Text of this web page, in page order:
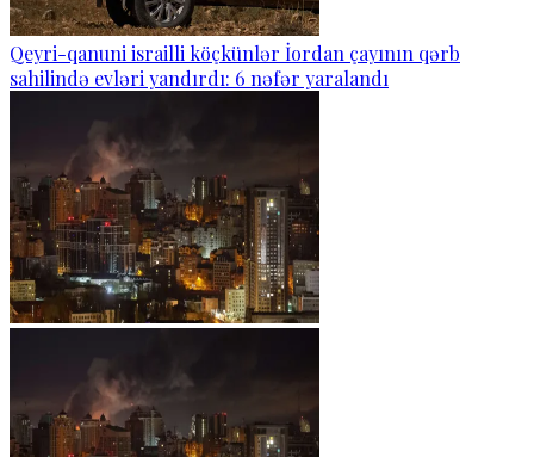
Qeyri-qanuni israilli köçkünlər İordan çayının qərb
sahilində evləri yandırdı: 6 nəfər yaralandı